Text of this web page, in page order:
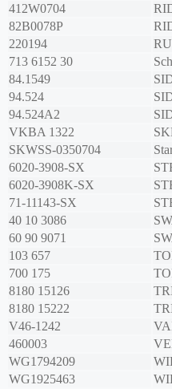
412W0704
82B0078P
220194
713 6152 30
84.1549
94.524
94.524A2
VKBA 1322
SKWSS-0350704
6020-3908-SX
6020-3908K-SX
71-11143-SX
40 10 3086
60 90 9071
103 657
700 175
8180 15126
8180 15222
V46-1242
460003
WG1794209
WG1925463